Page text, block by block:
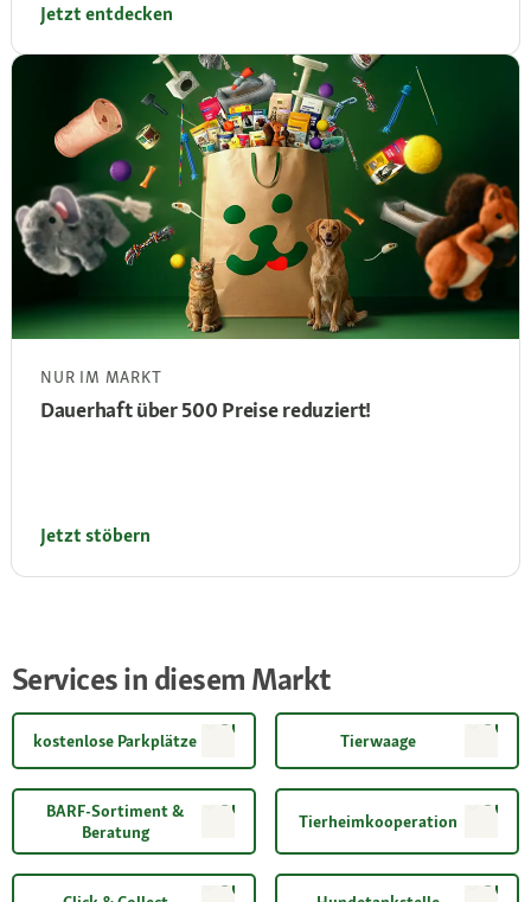
Jetzt entdecken
NUR IM MARKT
Dauerhaft über 500 Preise reduziert!
Jetzt stöbern
Services in diesem Markt
kostenlose Parkplätze Tierwaage
BARF-Sortiment &
Beratung
Tierheimkooperation